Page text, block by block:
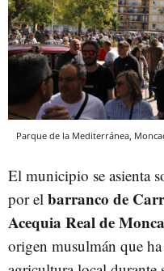
Parque de la Mediterránea,
El municipio se asienta
por el barranco de
Acequia Real de
origen musulmán que